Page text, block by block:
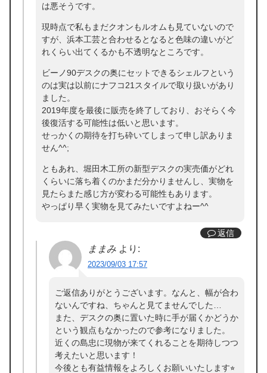
は悪そうです。
現時点で私もまだクオンもルオムも見ていないので
すが、浜本工芸と合わせるとなると色味の違いがど
れくらい出てくるかも不透明なところです。
ビーノ90デスクの奥にセットできるシェルフという
のは実は以前にナフコ21スタイルで取り扱いがあり
ました。
2019年度を最後に販売を終了しており、おそらく今
後復活する可能性は低いと思います。
せっかくの期待を打ち砕いてしまって申し訳ありま
せん^^;
ともあれ、堀田木工所の新型デスクの実売価がどれ
くらいに落ち着くのかまだ分かりませんし、実物を
見たらまた感じ方が変わる可能性もあります。
やっぱり早く実物を見てみたいですよねー^^
返信
ままみ より:
2023/09/03 17:57
ご返信ありがとうございます。なんと、幅が合わ
ないんですね、ちゃんと見てませんでした…
また、デスクの奥に置いた時に手が届くかどうか
という観点もなかったので参考になりました。
近くの島忠に現物が来てくれることを期待しつつ
考えたいと思います！
今後とも有益情報をよろしくお願いいたします⭐︎